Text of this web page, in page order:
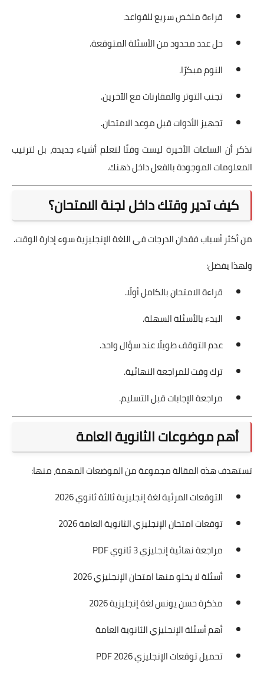
قراءة ملخص سريع للقواعد.
حل عدد محدود من الأسئلة المتوقعة.
النوم مبكرًا.
تجنب التوتر والمقارنات مع الآخرين.
تجهيز الأدوات قبل موعد الامتحان.
تذكر أن الساعات الأخيرة ليست وقتًا لتعلم أشياء جديدة، بل لترتيب
المعلومات الموجودة بالفعل داخل ذهنك.
كيف تدير وقتك داخل لجنة الامتحان؟
من أكثر أسباب فقدان الدرجات في اللغة الإنجليزية سوء إدارة الوقت.
ولهذا يفضل:
قراءة الامتحان بالكامل أولًا.
البدء بالأسئلة السهلة.
عدم التوقف طويلًا عند سؤال واحد.
ترك وقت للمراجعة النهائية.
مراجعة الإجابات قبل التسليم.
أهم موضوعات الثانوية العامة
تستهدف هذه المقالة مجموعة من الموضعات المهمة، منها:
التوقعات المرئية لغة إنجليزية ثالثة ثانوي 2026
توقعات امتحان الإنجليزي الثانوية العامة 2026
مراجعة نهائية إنجليزي 3 ثانوي PDF
أسئلة لا يخلو منها امتحان الإنجليزي 2026
مذكرة حسن يونس لغة إنجليزية 2026
أهم أسئلة الإنجليزي الثانوية العامة
تحميل توقعات الإنجليزي 2026 PDF